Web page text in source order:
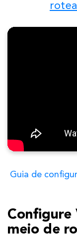
Guia de
Configure
meio de